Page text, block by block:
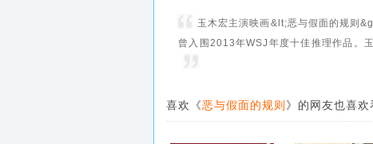
玉木宏主演映画&lt;恶与假面的规则
曾入围2013年WSJ年度十佳推理作品。
喜欢《恶与假面的规则 》的网友也喜欢